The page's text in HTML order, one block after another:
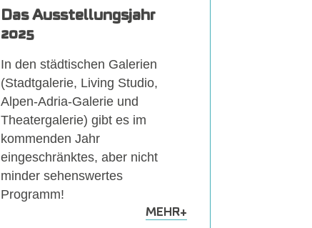
Das Ausstellungsjahr
2025
In den städtischen Galerien
(Stadtgalerie, Living Studio,
Alpen-Adria-Galerie und
Theatergalerie) gibt es im
kommenden Jahr
eingeschränktes, aber nicht
minder sehenswertes
Programm!
MEHR+